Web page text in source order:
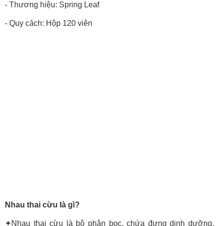
- Thương hiệu: Spring Leaf
- Quy cách: Hộp 120 viên
Nhau thai cừu là gì?
✦Nhau thai cừu là bộ phận bọc, chứa đựng dinh dưỡng,